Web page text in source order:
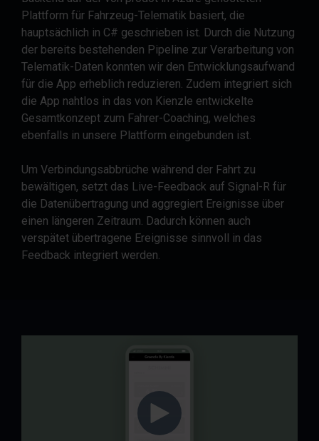
Plattform für Fahrzeug-Telematik basiert, die
hauptsächlich in C# geschrieben ist. Durch die Nutzung
der bereits bestehenden Pipeline zur Verarbeitung von
Telematik-Daten konnten wir den Entwicklungsaufwand
für die App erheblich reduzieren. Zudem integriert sich
die App nahtlos in das von Kienzle entwickelte
Gesamtkonzept zum Fahrer-Coaching, welches
ebenfalls in unsere Plattform eingebunden ist.
Um Verbindungsabbrüche während der Fahrt zu
bewältigen, setzt das Live-Feedback auf Signal-R für
die Datenübertragung und aggregiert Ereignisse über
einen längeren Zeitraum. Dadurch können auch
verspätet übertragene Ereignisse sinnvoll in das
Feedback integriert werden.